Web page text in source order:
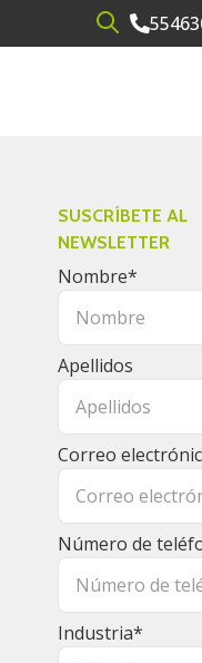
Open search
SUSCRÍBETE AL
NEWSLETTER
Nombre*
Apellidos
Correo
Número de
Industria*